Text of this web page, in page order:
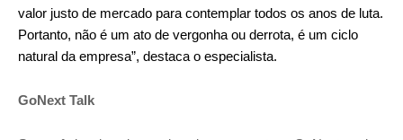
valor justo de mercado para contemplar todos os anos de luta.
Portanto, não é um ato de vergonha ou derrota, é um ciclo
natural da empresa”, destaca o especialista.
GoNext Talk